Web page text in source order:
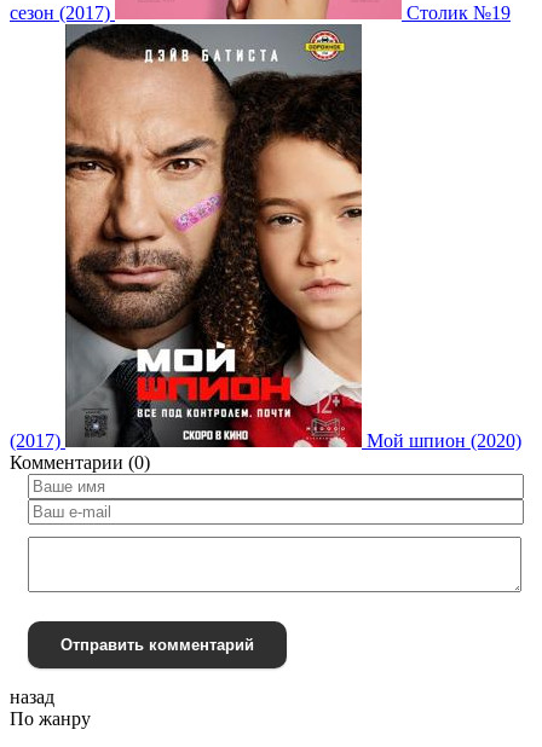
сезон (2017) Столик №19
(2017)
Мой шпион (2020)
Комментарии (0)
Отправить комментарий
назад
По жанру